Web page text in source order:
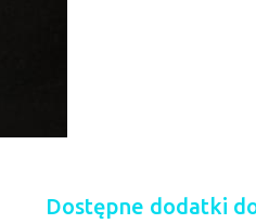
Dostępne dodatki